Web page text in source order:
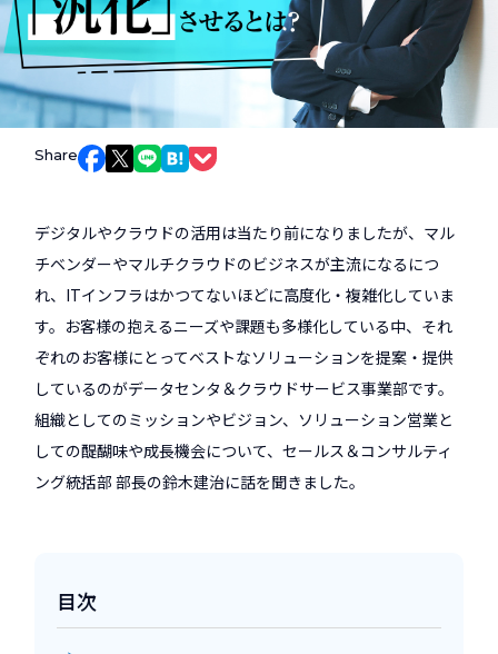
Share Facebookでシェア
Xでシェア
LINEでシェア
はてなブックマークでシェア
デジタルやクラウドの活用は当たり前になりましたが、マル
チベンダーやマルチクラウドのビジネスが主流になるにつ
れ、ITインフラはかつてないほどに高度化・複雑化していま
す。お客様の抱えるニーズや課題も多様化している中、それ
ぞれのお客様にとってベストなソリューションを提案・提供
しているのがデータセンタ＆クラウドサービス事業部です。
組織としてのミッションやビジョン、ソリューション営業と
しての醍醐味や成長機会について、セールス＆コンサルティ
ング統括部 部長の鈴木建治に話を聞きました。
目次